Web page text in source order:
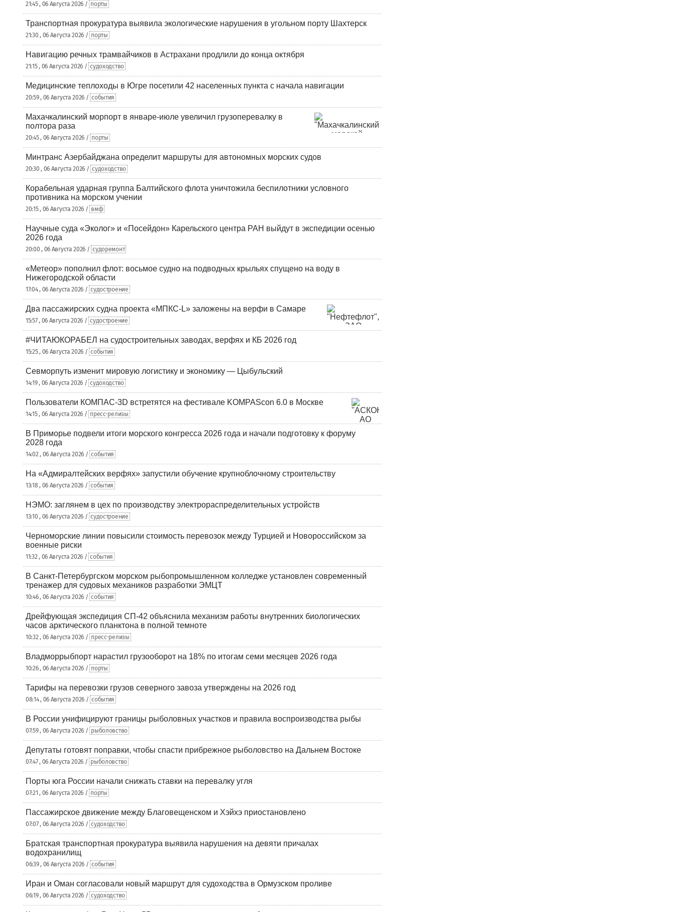
21:45 , 06 Августа 2026 / порты
Транспортная прокуратура выявила экологические нарушения в угольном порту Шахтерск
21:30 , 06 Августа 2026 / порты
Навигацию речных трамвайчиков в Астрахани продлили до конца октября
21:15 , 06 Августа 2026 / судоходство
Медицинские теплоходы в Югре посетили 42 населенных пункта с начала навигации
20:59 , 06 Августа 2026 / события
Махачкалинский морпорт в январе-июле увеличил грузоперевалку в
полтора раза
20:45 , 06 Августа 2026 / порты
Минтранс Азербайджана определит маршруты для автономных морских судов
20:30 , 06 Августа 2026 / судоходство
Корабельная ударная группа Балтийского флота уничтожила беспилотники условного
противника на морском учении
20:15 , 06 Августа 2026 / вмф
Научные суда «Эколог» и «Посейдон» Карельского центра РАН выйдут в экспедиции осенью
2026 года
20:00 , 06 Августа 2026 / судоремонт
«Метеор» пополнил флот: восьмое судно на подводных крыльях спущено на воду в
Нижегородской области
17:04 , 06 Августа 2026 / судостроение
Два пассажирских судна проекта «МПКС-L» заложены на верфи в Самаре
15:57 , 06 Августа 2026 / судостроение
#ЧИТАЮКОРАБЕЛ на судостроительных заводах, верфях и КБ 2026 год
15:25 , 06 Августа 2026 / события
Севморпуть изменит мировую логистику и экономику — Цыбульский
14:19 , 06 Августа 2026 / судоходство
Пользователи КОМПАС-3D встретятся на фестивале KOMPAScon 6.0 в Москве
14:15 , 06 Августа 2026 / пресс-релизы
В Приморье подвели итоги морского конгресса 2026 года и начали подготовку к форуму
2028 года
14:02 , 06 Августа 2026 / события
На «Адмиралтейских верфях» запустили обучение крупноблочному строительству
13:18 , 06 Августа 2026 / события
НЭМО: заглянем в цех по производству электрораспределительных устройств
13:10 , 06 Августа 2026 / судостроение
Черноморские линии повысили стоимость перевозок между Турцией и Новороссийском за
военные риски
11:32 , 06 Августа 2026 / события
В Санкт-Петербургском морском рыбопромышленном колледже установлен современный
тренажер для судовых механиков разработки ЭМЦТ
10:46 , 06 Августа 2026 / события
Дрейфующая экспедиция СП-42 объяснила механизм работы внутренних биологических
часов арктического планктона в полной темноте
10:32 , 06 Августа 2026 / пресс-релизы
Владморрыбпорт нарастил грузооборот на 18% по итогам семи месяцев 2026 года
10:26 , 06 Августа 2026 / порты
Тарифы на перевозки грузов северного завоза утверждены на 2026 год
08:14 , 06 Августа 2026 / события
В России унифицируют границы рыболовных участков и правила воспроизводства рыбы
07:59 , 06 Августа 2026 / рыболовство
Депутаты готовят поправки, чтобы спасти прибрежное рыболовство на Дальнем Востоке
07:47 , 06 Августа 2026 / рыболовство
Порты юга России начали снижать ставки на перевалку угля
07:21 , 06 Августа 2026 / порты
Пассажирское движение между Благовещенском и Хэйхэ приостановлено
07:07 , 06 Августа 2026 / судоходство
Братская транспортная прокуратура выявила нарушения на девяти причалах
водохранилищ
06:39 , 06 Августа 2026 / события
Иран и Оман согласовали новый маршрут для судоходства в Ормузском проливе
06:19 , 06 Августа 2026 / судоходство